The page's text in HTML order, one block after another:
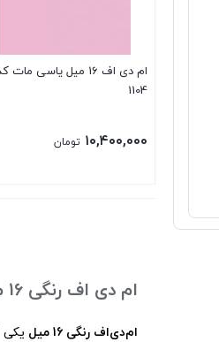
ام دی اف 16 میل یاسی مات
1104
۱۰,۴۰۰,۰۰۰ تومان
ام دی اف رنگی 16 میل
ام‌دی‌اف رنگی 16 میل
یکی